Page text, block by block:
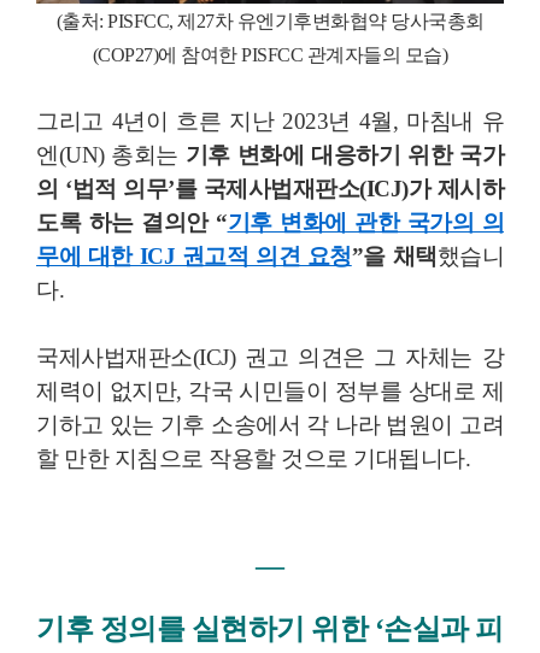
(출처: PISFCC, 제27차 유엔기후변화협약 당사국총회
(COP27)에 참여한 PISFCC 관계자들의 모습)
그리고 4년이 흐른 지난 2023년 4월, 마침내 유
엔(UN) 총회는 기후 변화에 대응하기 위한 국가
의 ‘법적 의무’를 국제사법재판소(ICJ)가 제시하
도록 하는 결의안 “기후 변화에 관한 국가의 의
무에 대한 ICJ 권고적 의견 요청”을 채택했습니
다.
국제사법재판소(ICJ) 권고 의견은 그 자체는 강
제력이 없지만, 각국 시민들이 정부를 상대로 제
기하고 있는 기후 소송에서 각 나라 법원이 고려
할 만한 지침으로 작용할 것으로 기대됩니다.
―
기후 정의를 실현하기 위한 ‘손실과 피